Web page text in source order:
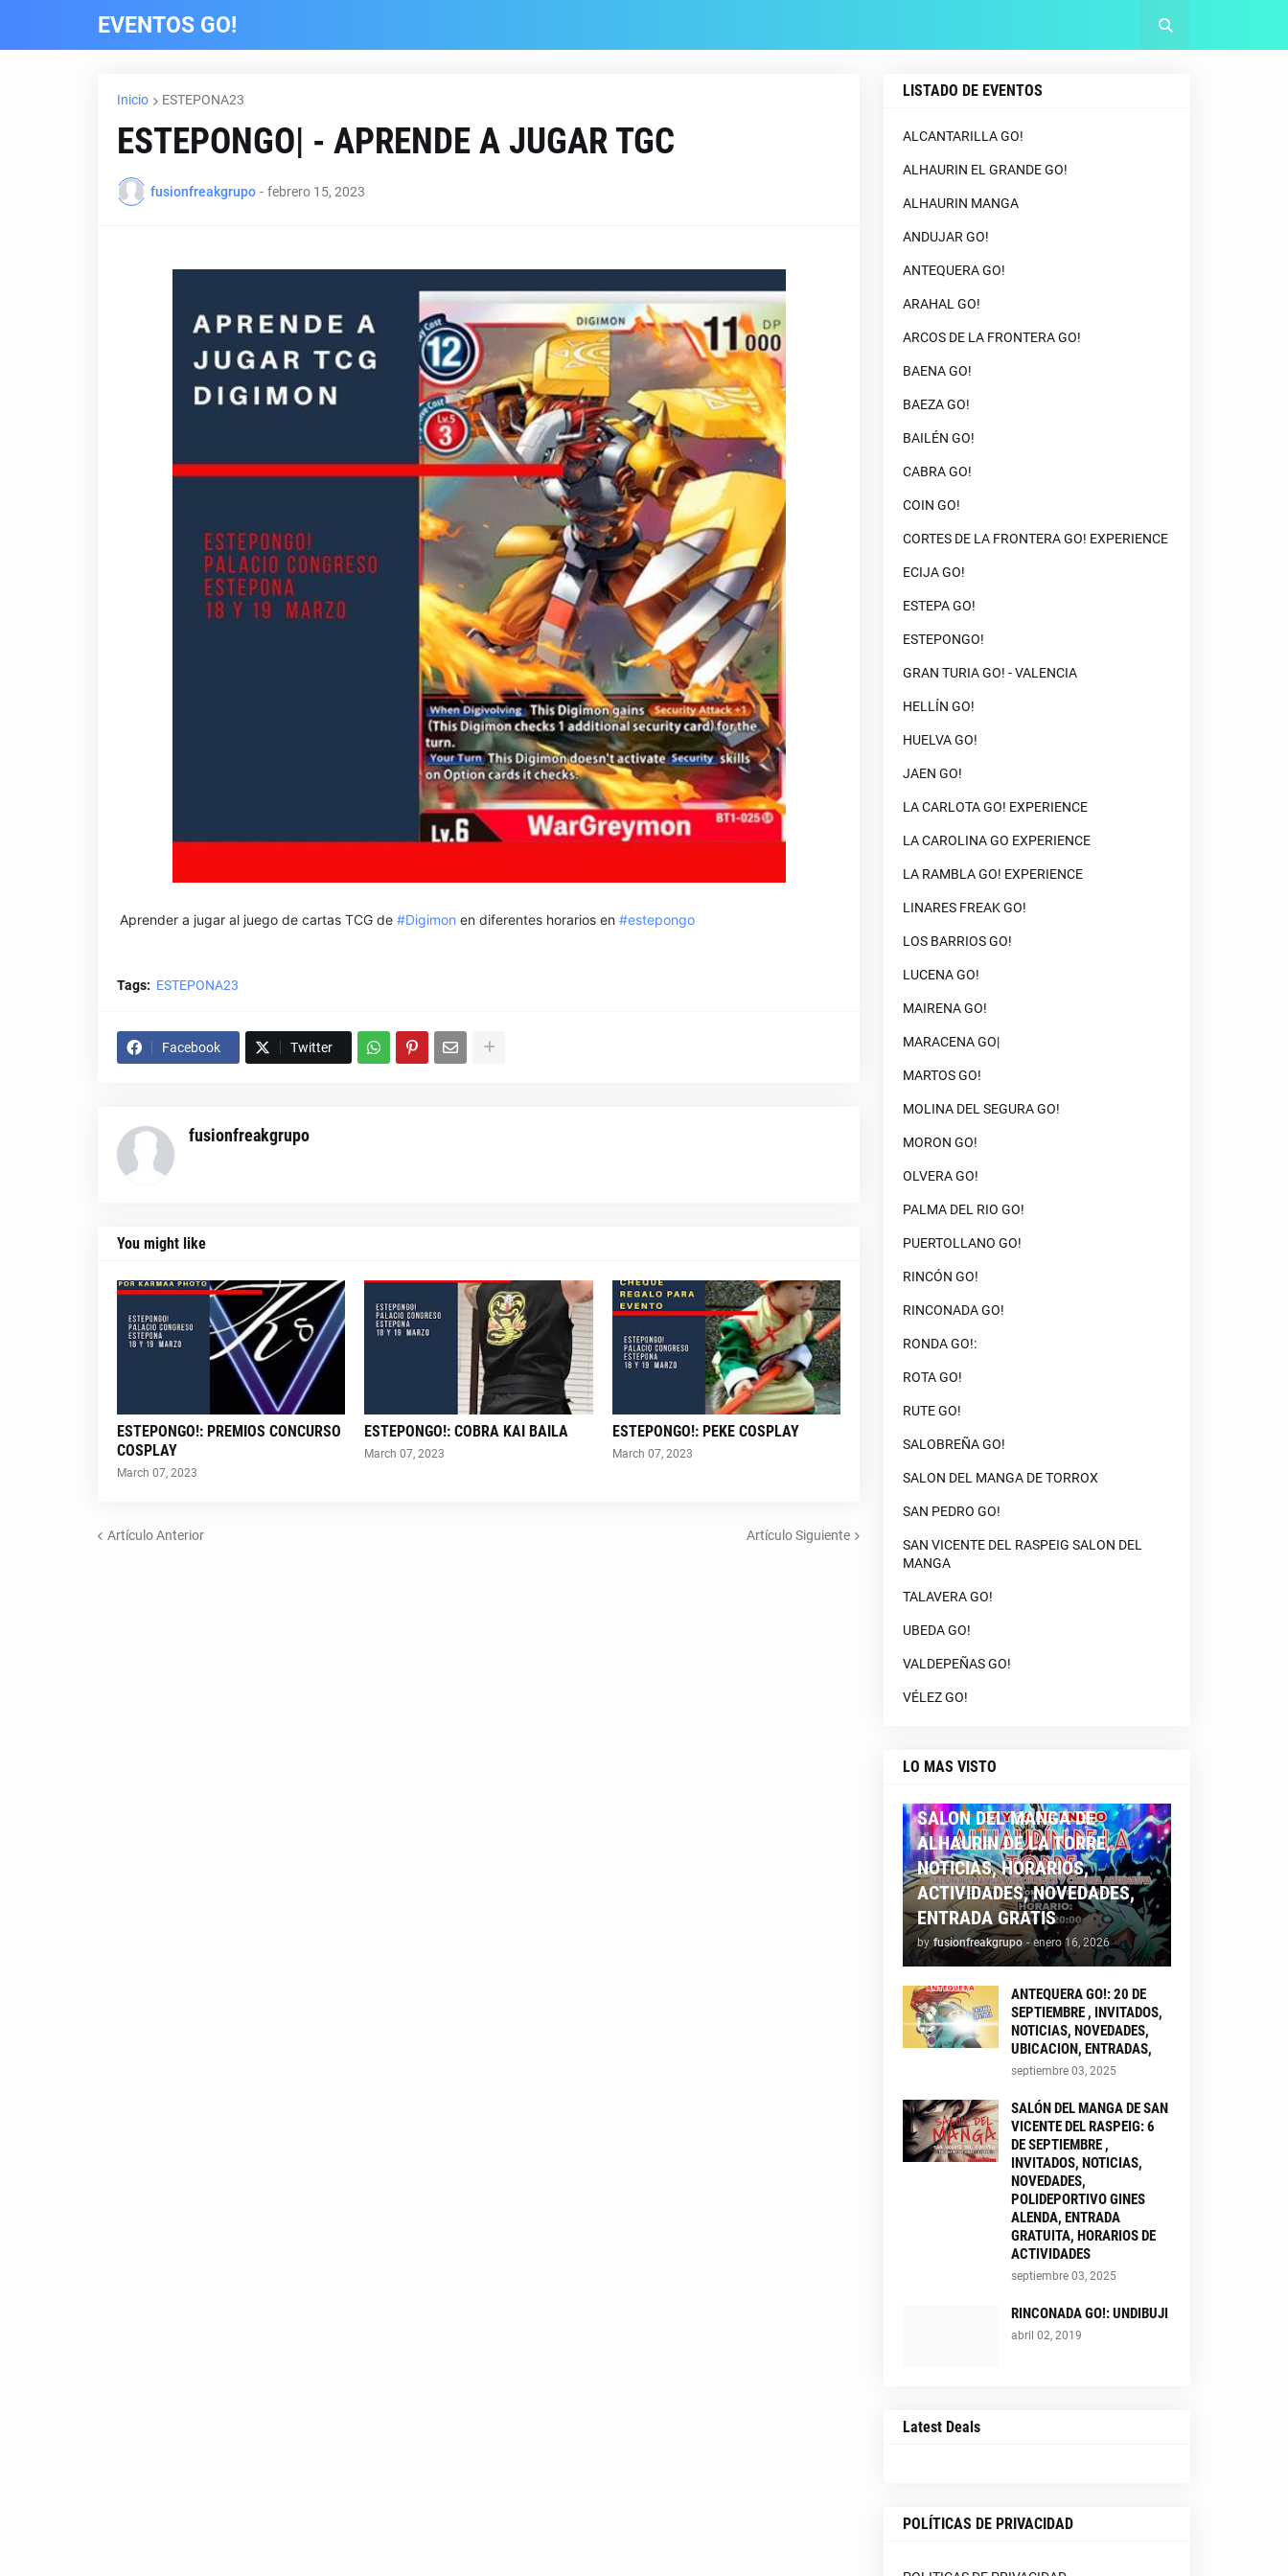
EVENTOS GO!
Inicio ESTEPONA23
ESTEPONGO| - APRENDE A JUGAR TGC
fusionfreakgrupo - febrero 15, 2023
Aprender a jugar al juego de cartas TCG de #Digimon en diferentes horarios en #estepongo
Tags: ESTEPONA23
Facebook Twitter
fusionfreakgrupo
You might like
ESTEPONGO!: PREMIOS CONCURSO
COSPLAY
March 07, 2023
ESTEPONGO!: COBRA KAI BAILA
March 07, 2023
ESTEPONGO!: PEKE COSPLAY
March 07, 2023
Artículo Anterior Artículo Siguiente
LISTADO DE EVENTOS
ALCANTARILLA GO!
ALHAURIN EL GRANDE GO!
ALHAURIN MANGA
ANDUJAR GO!
ANTEQUERA GO!
ARAHAL GO!
ARCOS DE LA FRONTERA GO!
BAENA GO!
BAEZA GO!
BAILÉN GO!
CABRA GO!
COIN GO!
CORTES DE LA FRONTERA GO! EXPERIENCE
ECIJA GO!
ESTEPA GO!
ESTEPONGO!
GRAN TURIA GO! - VALENCIA
HELLÍN GO!
HUELVA GO!
JAEN GO!
LA CARLOTA GO! EXPERIENCE
LA CAROLINA GO EXPERIENCE
LA RAMBLA GO! EXPERIENCE
LINARES FREAK GO!
LOS BARRIOS GO!
LUCENA GO!
MAIRENA GO!
MARACENA GO|
MARTOS GO!
MOLINA DEL SEGURA GO!
MORON GO!
OLVERA GO!
PALMA DEL RIO GO!
PUERTOLLANO GO!
RINCÓN GO!
RINCONADA GO!
RONDA GO!:
ROTA GO!
RUTE GO!
SALOBREÑA GO!
SALON DEL MANGA DE TORROX
SAN PEDRO GO!
SAN VICENTE DEL RASPEIG SALON DEL
MANGA
TALAVERA GO!
UBEDA GO!
VALDEPEÑAS GO!
VÉLEZ GO!
LO MAS VISTO
SALON DEL MANGA DE
ALHAURIN DE LA TORRE,
NOTICIAS, HORARIOS,
ACTIVIDADES, NOVEDADES,
ENTRADA GRATIS
by fusionfreakgrupo - enero 16, 2026
ANTEQUERA GO!: 20 DE
SEPTIEMBRE , INVITADOS,
NOTICIAS, NOVEDADES,
UBICACION, ENTRADAS,
septiembre 03, 2025
SALÓN DEL MANGA DE SAN
VICENTE DEL RASPEIG: 6
DE SEPTIEMBRE ,
INVITADOS, NOTICIAS,
NOVEDADES,
POLIDEPORTIVO GINES
ALENDA, ENTRADA
GRATUITA, HORARIOS DE
ACTIVIDADES
septiembre 03, 2025
RINCONADA GO!: UNDIBUJI
abril 02, 2019
Latest Deals
POLÍTICAS DE PRIVACIDAD